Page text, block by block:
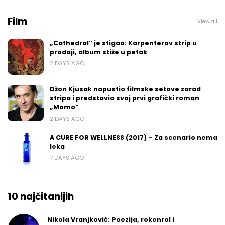
Film View all
„Cathedral“ je stigao: Karpenterov strip u
prodaji, album stiže u petak
2 DAYS AGO
Džon Kjusak napustio filmske setove zarad
stripa i predstavio svoj prvi grafički roman
„Momo“
2 DAYS AGO
A CURE FOR WELLNESS (2017) – Za scenario nema
leka
7 DAYS AGO
10 najčitanijih
Nikola Vranjković: Poezija, rokenrol i